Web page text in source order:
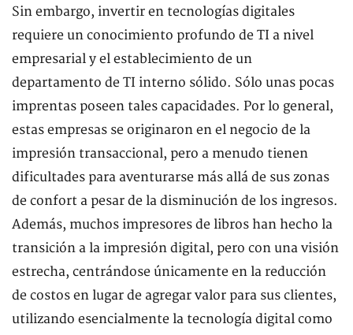
Sin embargo, invertir en tecnologías digitales
requiere un conocimiento profundo de TI a nivel
empresarial y el establecimiento de un
departamento de TI interno sólido. Sólo unas pocas
imprentas poseen tales capacidades. Por lo general,
estas empresas se originaron en el negocio de la
impresión transaccional, pero a menudo tienen
dificultades para aventurarse más allá de sus zonas
de confort a pesar de la disminución de los ingresos.
Además, muchos impresores de libros han hecho la
transición a la impresión digital, pero con una visión
estrecha, centrándose únicamente en la reducción
de costos en lugar de agregar valor para sus clientes,
utilizando esencialmente la tecnología digital como